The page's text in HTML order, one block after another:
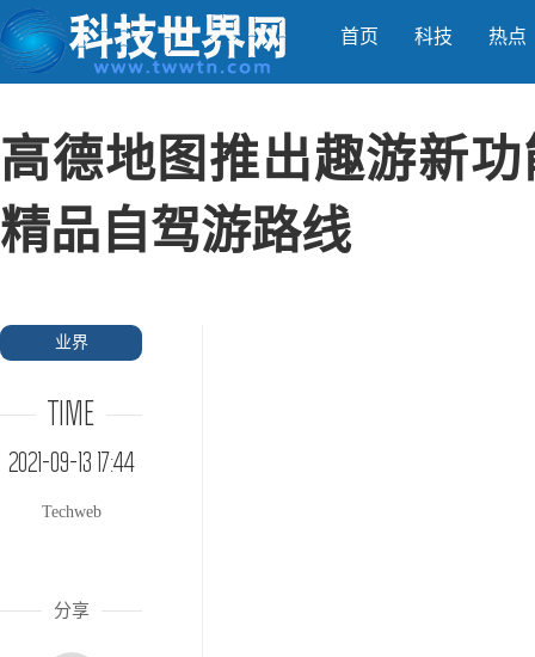
首页 科技 热点
高德地图推出趣游新
精品自驾游路线
业界
TIME
2021-09-13 17:44
Techweb
分享